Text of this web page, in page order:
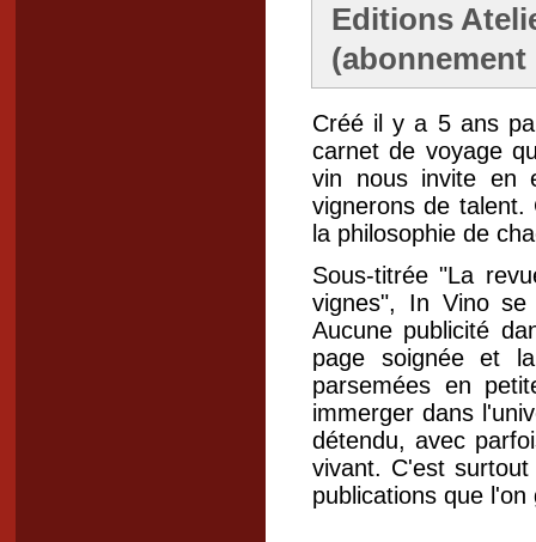
Editions
(abonnement
Créé il y a 5 ans
carnet de voyage
vin nous invite en
vignerons de talent.
la philosophie de
Sous-titrée "La
vignes", In Vino
Aucune publicité
page soignée et
parsemées en
immerger dans
détendu, avec
vivant. C'est
publications que l'on